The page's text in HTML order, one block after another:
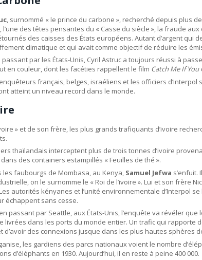
, surnommé « le prince du carbone », recherché depuis plus
des têtes pensantes du « Casse du siècle », la fraude
des caisses des États européens. Autant d’argent qui
climatique et qui avait comme objectif de réduire les
passant par les États-Unis, Cyril Astruc a toujours réussi à
en couleur, dont les facéties rappellent le film Catch Me If You
français, belges, israéliens et les officiers d’Interpol
atteint un niveau record dans le monde.
» et de son frère, les plus grands trafiquants d’ivoire
thaïlandais interceptent plus de trois tonnes d’ivoire
des containers estampillés « Feuilles de thé ».
les faubourgs de Mombasa, au Kenya, Samuel Jefwa s’enfuit.
on le surnomme le « Roi de l’ivoire ». Lui et son frère
autorités kényanes et l’unité environnementale d’Interpol
échappent sans cesse.
passant par Seattle, aux États-Unis, l’enquête va révéler
livrées dans les ports du monde entier. Un trafic qui rapporte
d’avoir des connexions jusque dans les plus hautes sphères
les gardiens des parcs nationaux voient le nombre
d’éléphants en 1930. Aujourd’hui, il en reste à peine 400 000.